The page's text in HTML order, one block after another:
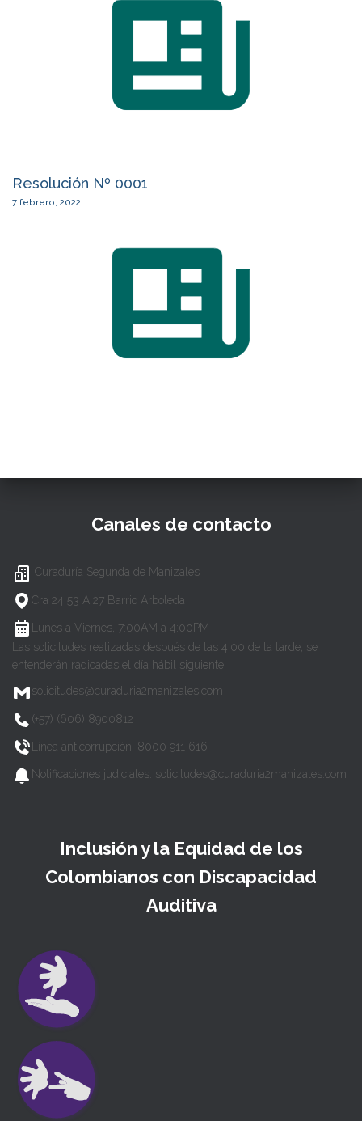
Resolución Nº 0001
7 febrero, 2022
Canales de contacto
Curaduría Segunda de Manizales
Cra 24 53 A 27 Barrio Arboleda
Lunes a Viernes, 7:00AM a 4:00PM
Las solicitudes realizadas después de las 4:00 de la tarde, se
entenderán radicadas el día hábil siguiente.
solicitudes@curaduria2manizales.com
(+57) (606) 8900812
Línea anticorrupción: 8000 911 616
Notificaciones judiciales: solicitudes@curaduria2manizales.com
Inclusión y la Equidad de los
Colombianos con Discapacidad
Auditiva